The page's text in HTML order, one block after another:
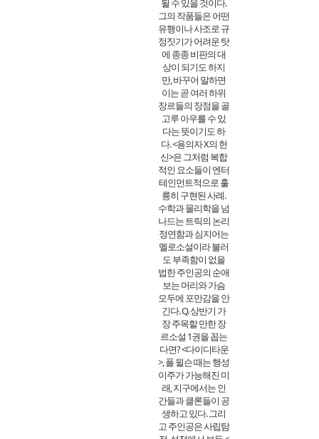
될 수 있을 것이다.
그의 작품들은 어떤
유행이나 사조로 규
정짓기가 어려운 탓
에 종종 비판의 대
상이 되기도 하지
만, 바꾸어 말하면
이는 곧 여러 하위
장르들의 장점을 골
고루 아우를 수 있
다는 뜻이기도 하
다. <용의자 X의 헌
신>은 그처럼 복합
적인 요소들이 엔터
테인먼트적으로 훌
륭히 구현된 사례.
수학과 물리학을 넘
나드는 트릭의 논리
정연함과 심지어는
멜로소설이라 불러
도 부족함이 없을
법한 주인공의 순애
보는 머리와 가슴
모두에 포만감을 안
긴다. Q. 상반기 가
장 주목할 만한 장
르소설 1권을 꼽는
다면? <다이디타운
>, 폴 윌슨 때는 행성
이주가 가능해진 미
래, 지구에서는 인
간들과 클론들이 공
생하고 있다. 그리
고 주인공은 사립탐